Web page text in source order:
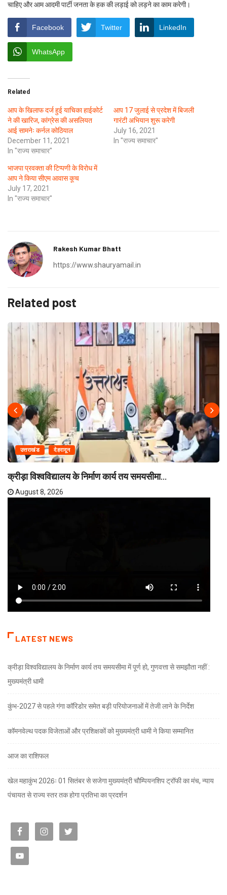
चाहिए और आम आदमी पार्टी जनता के हक की लड़ाई को लड़ने का काम करेगी।
Facebook Twitter LinkedIn
WhatsApp
Related
आप के खिलाफ दर्ज हुई याचिका हाईकोर्ट
ने की खारिज, कांग्रेस की असलियत
आई सामनेः कर्नल कोठियाल
December 11, 2021
In "राज्य समाचार"
आप 17 जुलाई से प्रदेश में बिजली
गारंटी अभियान शुरू करेगी
July 16, 2021
In "राज्य समाचार"
भाजपा प्रवक्ता की टिप्पणी के विरोध में
आप ने किया सीएम आवास कूच
July 17, 2021
In "राज्य समाचार"
Rakesh Kumar Bhatt
https://www.shauryamail.in
Related post
उत्तराखंड देहरादून
क्रीड़ा विश्वविद्यालय के निर्माण कार्य तय समयसीमा...
August 8, 2026
LATEST NEWS
क्रीड़ा विश्वविद्यालय के निर्माण कार्य तय समयसीमा में पूर्ण हो, गुणवत्ता से समझौता नहीं :
मुख्यमंत्री धामी
कुंभ-2027 से पहले गंगा कॉरिडोर समेत बड़ी परियोजनाओं में तेजी लाने के निर्देश
कॉमनवेल्थ पदक विजेताओं और प्रशिक्षकों को मुख्यमंत्री धामी ने किया सम्मानित
आज का राशिफल
खेल महाकुंभ 2026ः 01 सितंबर से सजेगा मुख्यमंत्री चौम्पियनशिप ट्रॉफी का मंच, न्याय
पंचायत से राज्य स्तर तक होगा प्रतिभा का प्रदर्शन